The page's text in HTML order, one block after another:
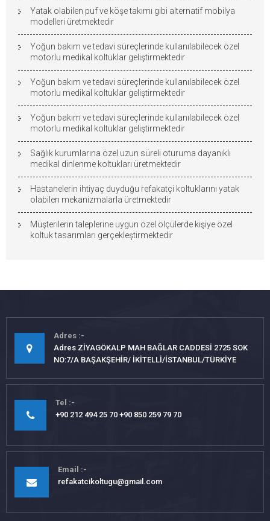
Yatak olabilen puf ve köşe takımı gibi alternatif mobilya
modelleri üretmektedir
Yoğun bakım ve tedavi süreçlerinde kullanılabilecek özel
motorlu medikal koltuklar geliştirmektedir
Yoğun bakım ve tedavi süreçlerinde kullanılabilecek özel
motorlu medikal koltuklar geliştirmektedir
Yoğun bakım ve tedavi süreçlerinde kullanılabilecek özel
motorlu medikal koltuklar geliştirmektedir
Sağlık kurumlarına özel uzun süreli oturuma dayanıklı
medikal dinlenme koltukları üretmektedir
Hastanelerin ihtiyaç duyduğu refakatçi koltuklarını yatak
olabilen mekanizmalarla üretmektedir
Müşterilerin taleplerine uygun özel ölçülerde kişiye özel
koltuk tasarımları gerçekleştirmektedir
Adres
Adres ZİYAGÖKALP MAH BAĞLAR CADDESİ 2725 SOK
NO:7/A BAŞAKŞEHİR/ İKİTELLİ/İSTANBUL/TÜRKİYE
Tel
+90 212 494 25 70 +90 850 259 79 70
Email
refakatcikoltugu@gmail.com